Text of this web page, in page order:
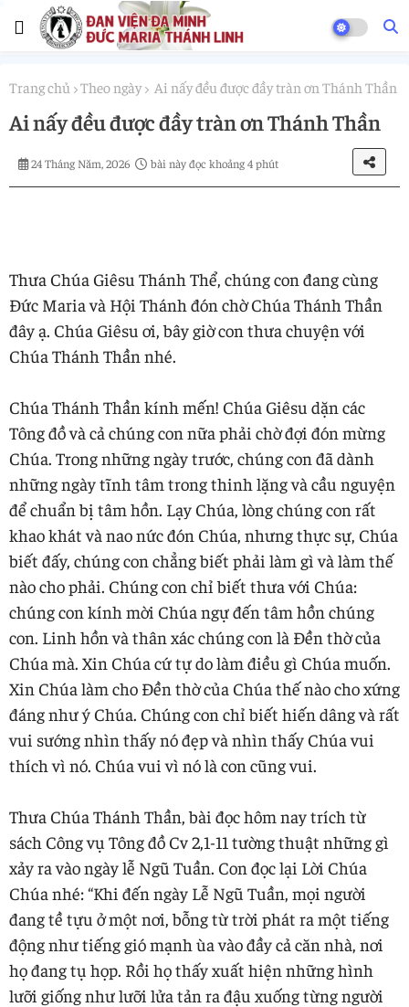
Trang chủ Theo ngày Ai nấy đều được đầy tràn ơn Thánh Thần
Ai nấy đều được đầy tràn ơn Thánh Thần
24 Tháng Năm, 2026 bài này đọc khoảng 4 phút
Thưa Chúa Giêsu Thánh Thể, chúng con đang cùng
Đức Maria và Hội Thánh đón chờ Chúa Thánh Thần
đây ạ. Chúa Giêsu ơi, bây giờ con thưa chuyện với
Chúa Thánh Thần nhé.
Chúa Thánh Thần kính mến! Chúa Giêsu dặn các
Tông đồ và cả chúng con nữa phải chờ đợi đón mừng
Chúa. Trong những ngày trước, chúng con đã dành
những ngày tĩnh tâm trong thinh lặng và cầu nguyện
để chuẩn bị tâm hồn. Lạy Chúa, lòng chúng con rất
khao khát và nao nức đón Chúa, nhưng thực sự, Chúa
biết đấy, chúng con chẳng biết phải làm gì và làm thế
nào cho phải. Chúng con chỉ biết thưa với Chúa:
chúng con kính mời Chúa ngự đến tâm hồn chúng
con. Linh hồn và thân xác chúng con là Đền thờ của
Chúa mà. Xin Chúa cứ tự do làm điều gì Chúa muốn.
Xin Chúa làm cho Đền thờ của Chúa thế nào cho xứng
đáng như ý Chúa. Chúng con chỉ biết hiến dâng và rất
vui sướng nhìn thấy nó đẹp và nhìn thấy Chúa vui
thích vì nó. Chúa vui vì nó là con cũng vui.
Thưa Chúa Thánh Thần, bài đọc hôm nay trích từ
sách Công vụ Tông đồ Cv 2,1-11 tường thuật những gì
xảy ra vào ngày lễ Ngũ Tuần. Con đọc lại Lời Chúa
Chúa nhé: “Khi đến ngày Lễ Ngũ Tuần, mọi người
đang tề tựu ở một nơi, bỗng từ trời phát ra một tiếng
động như tiếng gió mạnh ùa vào đầy cả căn nhà, nơi
họ đang tụ họp. Rồi họ thấy xuất hiện những hình
lưỡi giống như lưỡi lửa tản ra đậu xuống từng người